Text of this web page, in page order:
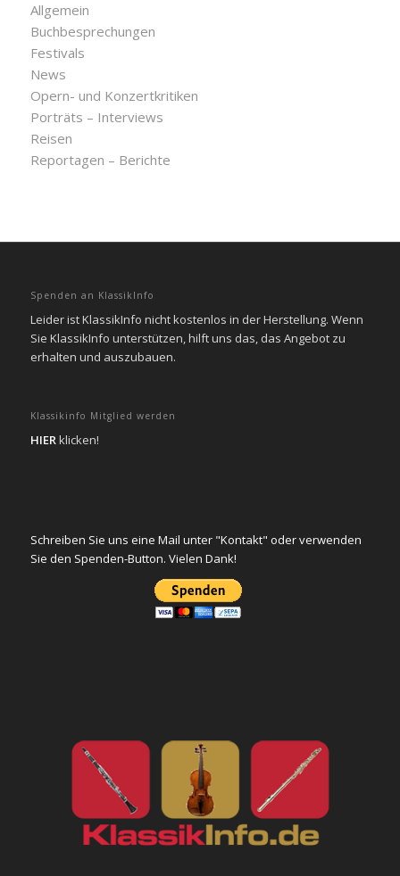
Allgemein
Buchbesprechungen
Festivals
News
Opern- und Konzertkritiken
Porträts – Interviews
Reisen
Reportagen – Berichte
Spenden an KlassikInfo
Leider ist KlassikInfo nicht kostenlos in der Herstellung. Wenn
Sie KlassikInfo unterstützen, hilft uns das, das Angebot zu
erhalten und auszubauen.
Klassikinfo Mitglied werden
HIERklicken!
Schreiben Sie uns eine Mail unter "Kontakt" oder verwenden
Sie den Spenden-Button. Vielen Dank!